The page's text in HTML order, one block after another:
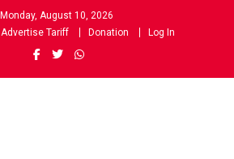
Monday, August 10, 2026
Advertise Tariff Donation Log In